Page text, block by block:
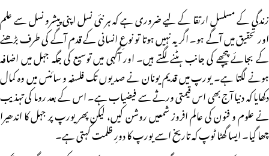
زندگی کے مسلسل ارتقا کے لیے ضروری ہے کہ ہر نئی نسل اپنی پیشرو نسل سے علم
اور تحقیق میں آگے ہو۔ اگر یہ نہیں ہوتا تو نوعِ انسانی کے قدم آگے کی طرف بڑھنے
کے بجائے پیچھے کی جانب ہٹنے لگتے ہیں۔ اور آگہی میں توسیع کی جگہ جہل میں اضافہ
ہونے لگتا ہے۔ یورپ میں قدیم یونان نے صدیوں تک فلسفہ و سائنس میں وہ کمال
دکھایا کہ دنیا آج بھی اس قیمتی ورثے سے فیضیاب ہے۔ اس کے بعد روما کی تہذیب
نے علوم و فنون کی عالم افروز شمعیں روشن کیں، لیکن پھر یورپ پر جہل کا اندھیرا
چھا گیا۔ ایسا گھٹا ٹوپ کہ تاریخ اسے یورپ کا دورِ ظلمت کہتی ہے۔